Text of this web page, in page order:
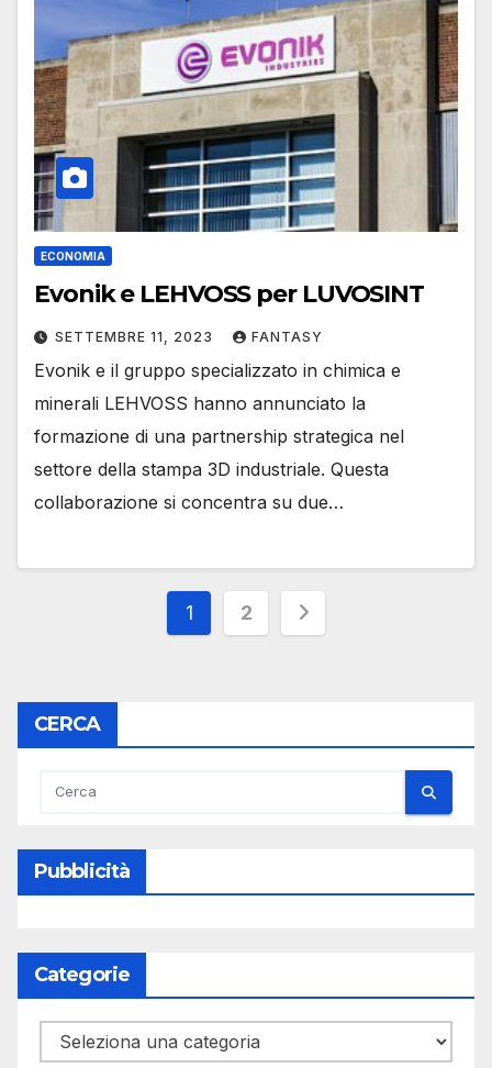
ECONOMIA
Evonik e LEHVOSS per LUVOSINT
SETTEMBRE 11, 2023 FANTASY
Evonik e il gruppo specializzato in chimica e
minerali LEHVOSS hanno annunciato la
formazione di una partnership strategica nel
settore della stampa 3D industriale. Questa
collaborazione si concentra su due…
Paginazione
1 2
CERCA
Pubblicità
Categorie
Categorie